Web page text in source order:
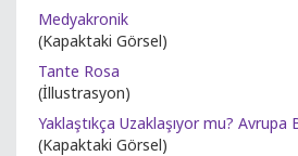
Medyakronik
(Kapaktaki Görsel)
Tante Rosa
(İllustrasyon)
Yaklaştıkça Uzaklaşıyor mu? Avrupa
(Kapaktaki Görsel)